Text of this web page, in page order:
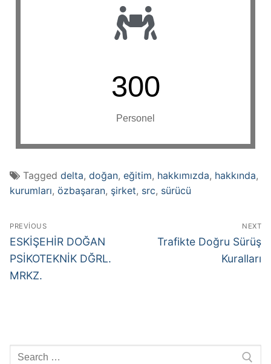
300
Personel
Tagged delta, doğan, eğitim, hakkımızda, hakkında,
kurumları, özbaşaran, şirket, src, sürücü
PREVIOUS
ESKİŞEHİR DOĞAN
PSİKOTEKNİK DĞRL.
MRKZ.
NEXT
Trafikte Doğru Sürüş
Kuralları